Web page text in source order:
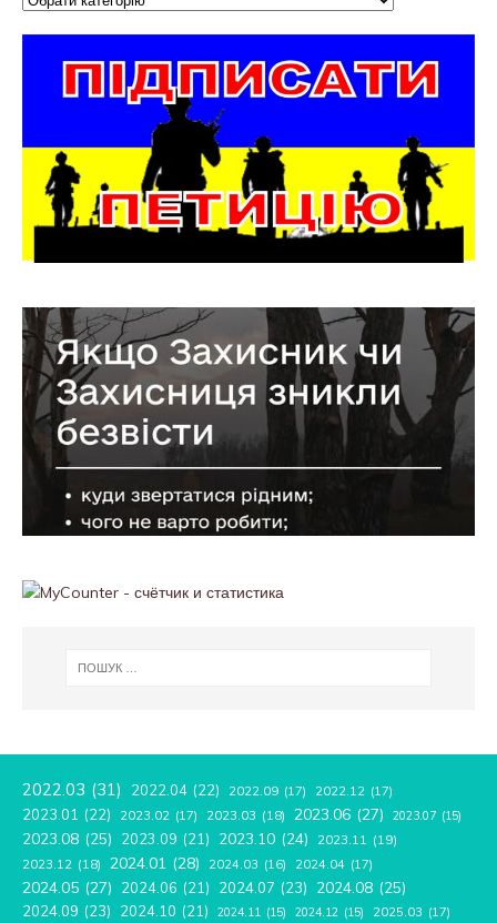
2022.03 (31) 2022.04 (22) 2022.09 (17) 2022.12 (17)
2023.01 (22) 2023.02 (17) 2023.03 (18) 2023.06 (27) 2023.07 (15)
2023.08 (25) 2023.09 (21) 2023.10 (24) 2023.11 (19)
2023.12 (18) 2024.01 (28) 2024.03 (16) 2024.04 (17)
2024.05 (27) 2024.06 (21) 2024.07 (23) 2024.08 (25)
2024.09 (23) 2024.10 (21) 2024.11 (15) 2024.12 (15) 2025.03 (17)